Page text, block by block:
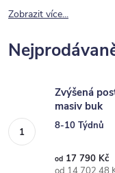
Zobrazit více...
Zvýšená
masiv buk
8-10 Týdnů
od 17 790 Kč